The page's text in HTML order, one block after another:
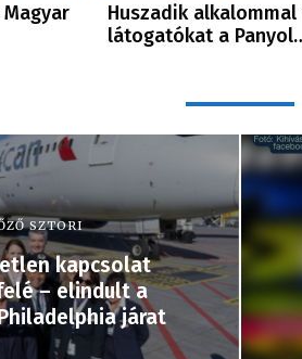
Huszadik
látogatókat a
SZTORI
kapcsolat
– elindult a
járat